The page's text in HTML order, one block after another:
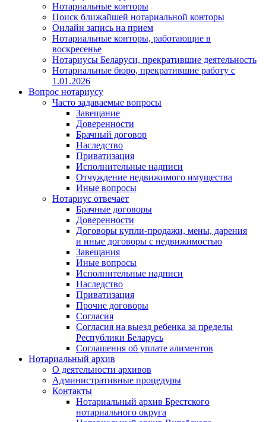
Нотариальные конторы
Поиск ближайшей нотариальной конторы
Онлайн запись на прием
Нотариальные конторы, работающие в
воскресенье
Нотариусы Беларуси, прекратившие деятельность
Нотариальные бюро, прекратившие работу с
1.01.2026
Вопрос нотариусу
Часто задаваемые вопросы
Завещание
Доверенности
Брачный договор
Наследство
Приватизация
Исполнительные надписи
Отчуждение недвижимого имущества
Иные вопросы
Нотариус отвечает
Брачные договоры
Доверенности
Договоры купли-продажи, мены, дарения
и иные договоры с недвижимостью
Завещания
Иные вопросы
Исполнительные надписи
Наследство
Приватизация
Прочие договоры
Согласия
Согласия на выезд ребенка за пределы
Республики Беларусь
Соглашения об уплате алиментов
Нотариальный архив
О деятельности архивов
Административные процедуры
Контакты
Нотариальный архив Брестского
нотариального округа